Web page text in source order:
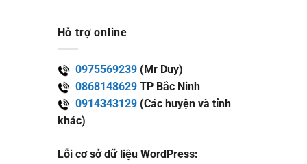
Hỗ trợ online
0975569239(Mr Duy)
0868148629TP Bắc Ninh
0914343129(Các huyện và tỉnh
khác)
Lỗi cơ sở dữ liệu WordPress: